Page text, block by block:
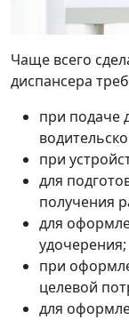
Чаще всего
диспансера
при подаче
при
для
получения
для
удочерения;
при
целевой
для